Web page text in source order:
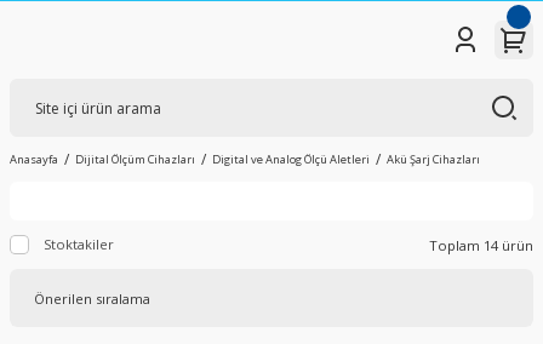
Anasayfa Dijital Ölçüm Cihazları Digital ve Analog Ölçü Aletleri Akü Şarj Cihazları
Stoktakiler Toplam 14 ürün